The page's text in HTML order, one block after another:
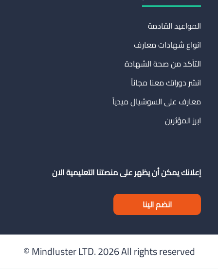
المواعيد القادمة
انواع شهادات معارف
التأكد من صحة الشهادة
انشر دوراتك معنا مجاناً
معارف على السوشيال ميدياً
ابرز المؤثرين
إعلانك يمكن أن يظهر على منصتنا التعليمية الان
انضم الينا
Mindluster LTD.2026 All rights reserved ©